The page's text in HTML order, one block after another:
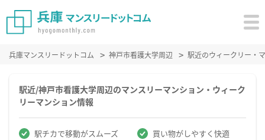
兵庫マンスリードットコム 神戸市看護大学周辺 駅近のウィークリー・
駅近/神戸市看護大学周辺のマンスリーマンション・ウィーク
リーマンション情報
駅チカで移動がスムーズ 買い物がしやすく快適